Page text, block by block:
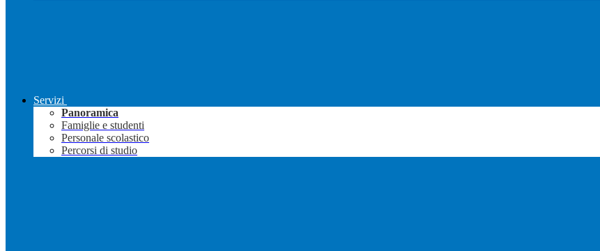
Servizi
Panoramica
Famiglie e studenti
Personale scolastico
Percorsi di studio